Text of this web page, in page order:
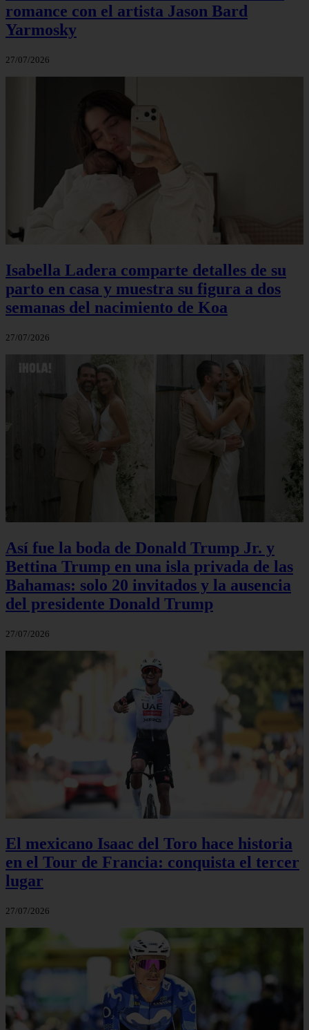
romance con el artista Jason Bard
Yarmosky
27/07/2026
Isabella Ladera comparte detalles de su
parto en casa y muestra su figura a dos
semanas del nacimiento de Koa
27/07/2026
Así fue la boda de Donald Trump Jr. y
Bettina Trump en una isla privada de las
Bahamas: solo 20 invitados y la ausencia
del presidente Donald Trump
27/07/2026
El mexicano Isaac del Toro hace historia
en el Tour de Francia: conquista el tercer
lugar
27/07/2026